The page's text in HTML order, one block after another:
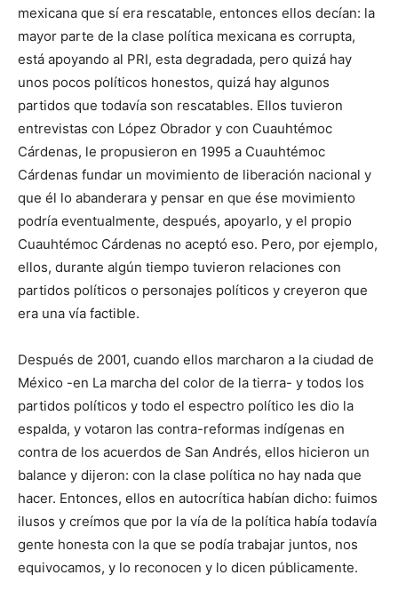
mexicana que sí era rescatable, entonces ellos decían: la
mayor parte de la clase política mexicana es corrupta,
está apoyando al PRI, esta degradada, pero quizá hay
unos pocos políticos honestos, quizá hay algunos
partidos que todavía son rescatables. Ellos tuvieron
entrevistas con López Obrador y con Cuauhtémoc
Cárdenas, le propusieron en 1995 a Cuauhtémoc
Cárdenas fundar un movimiento de liberación nacional y
que él lo abanderara y pensar en que ése movimiento
podría eventualmente, después, apoyarlo, y el propio
Cuauhtémoc Cárdenas no aceptó eso. Pero, por ejemplo,
ellos, durante algún tiempo tuvieron relaciones con
partidos políticos o personajes políticos y creyeron que
era una vía factible.
Después de 2001, cuando ellos marcharon a la ciudad de
México -en La marcha del color de la tierra- y todos los
partidos políticos y todo el espectro político les dio la
espalda, y votaron las contra-reformas indígenas en
contra de los acuerdos de San Andrés, ellos hicieron un
balance y dijeron: con la clase política no hay nada que
hacer. Entonces, ellos en autocrítica habían dicho: fuimos
ilusos y creímos que por la vía de la política había todavía
gente honesta con la que se podía trabajar juntos, nos
equivocamos, y lo reconocen y lo dicen públicamente.